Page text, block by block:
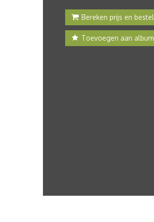
Bereken prijs en bestel
Toevoegen aan album